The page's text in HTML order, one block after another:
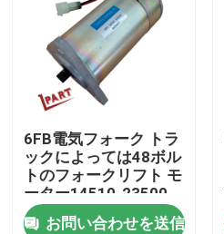
接触
製品
ビデオ
フォークリフト電池の部品
6FB電気フォーク トラ
ックによっては48ボル
トのフォークリフト モ
ーター14510-23500-
71が自動車に乗る
お問い合わせを送信